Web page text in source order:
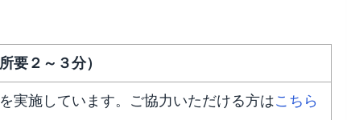
要２～３分）
実施しています。ご協力いただける方はこちら